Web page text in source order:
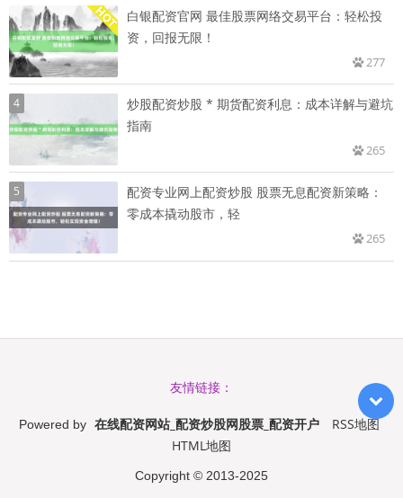
白银配资官网 最佳股票网络交易平台：轻松投
资，回报无限！
277
4
炒股配资炒股 * 期货配资利息：成本详解与避坑
指南
265
5
配资专业网上配资炒股 股票无息配资新策略：
零成本撬动股市，轻
265
友情链接：
Powered by 在线配资网站_配资炒股网股票_配资开户
RSS地图
HTML地图
Copyright © 2013-2025